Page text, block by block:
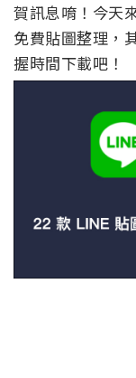
賀訊息唷！今天
免費貼圖整理，
握時間下載吧！